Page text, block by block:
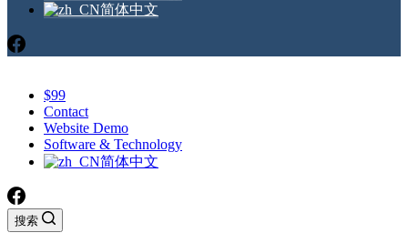
简体中文
$99
Contact
Website Demo
Software & Technology
简体中文
搜索